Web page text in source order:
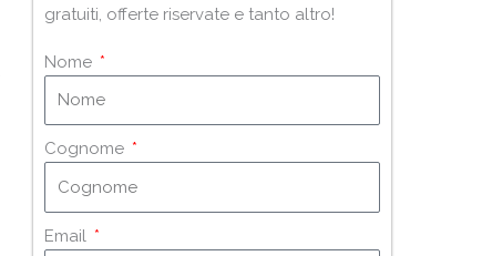
gratuiti, offerte riservate e tanto altro!
Nome
Cognome
Email